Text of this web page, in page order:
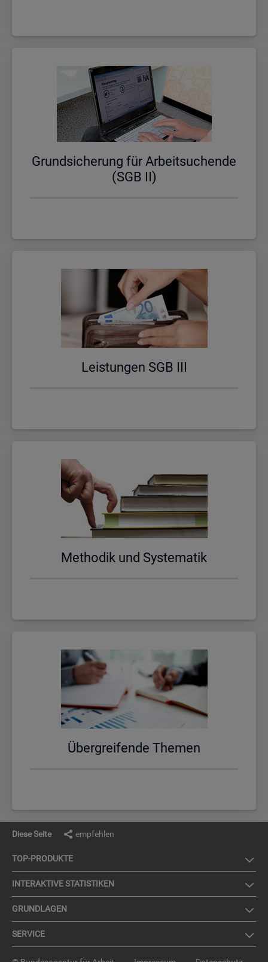
Grund­si­che­rung für Ar­beit­su­chen­de
(SGB II)
Leis­tun­gen SGB III
Me­tho­dik und Sys­te­ma­tik
Über­grei­fen­de The­men
Diese Seite empfehlen
TOP-PRO­DUK­TE
IN­TER­AK­TI­VE STA­TIS­TI­KEN
GRUND­LA­GEN
SER­VICE